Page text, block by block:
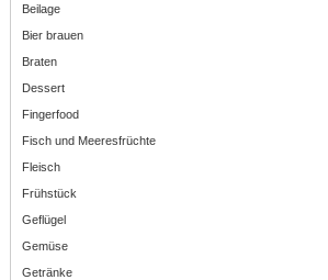
Beilage
Bier brauen
Braten
Dessert
Fingerfood
Fisch und Meeresfrüchte
Fleisch
Frühstück
Geflügel
Gemüse
Getränke